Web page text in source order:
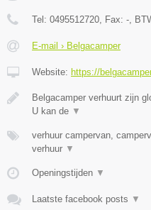
Tel: 0495512720, Fax: -,
E-mail › Belgacamper
Website: https://
Belgacamper verhuurt zijn
U kan de ▼
verhuur campervan,
verhuur ▼
Openingstijden ▼
Laatste facebook posts ▼